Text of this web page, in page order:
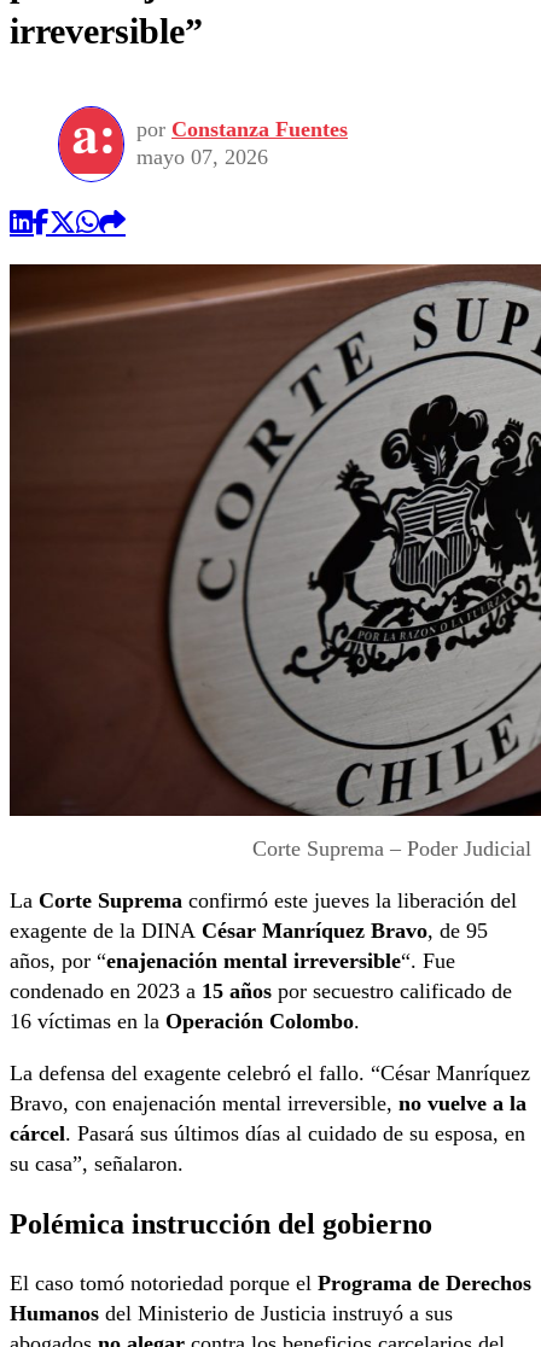
irreversible”
por Constanza Fuentes
mayo 07, 2026
Corte Suprema – Poder Judicial
La Corte Suprema confirmó este jueves la liberación del
exagente de la DINA César Manríquez Bravo, de 95
años, por “enajenación mental irreversible“. Fue
condenado en 2023 a 15 años por secuestro calificado de
16 víctimas en la Operación Colombo.
La defensa del exagente celebró el fallo. “César Manríquez
Bravo, con enajenación mental irreversible, no vuelve a la
cárcel. Pasará sus últimos días al cuidado de su esposa, en
su casa”, señalaron.
Polémica instrucción del gobierno
El caso tomó notoriedad porque el Programa de Derechos
Humanos del Ministerio de Justicia instruyó a sus